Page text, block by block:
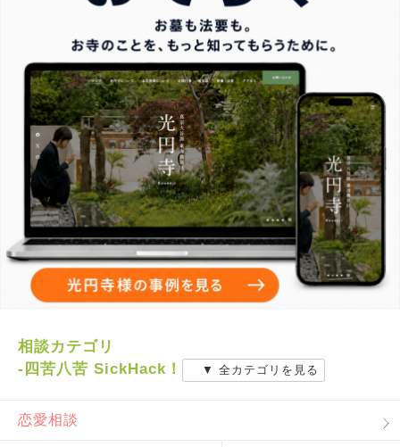
相談カテゴリ
-四苦八苦 SickHack！
▼ 全カテゴリを見る
恋愛相談